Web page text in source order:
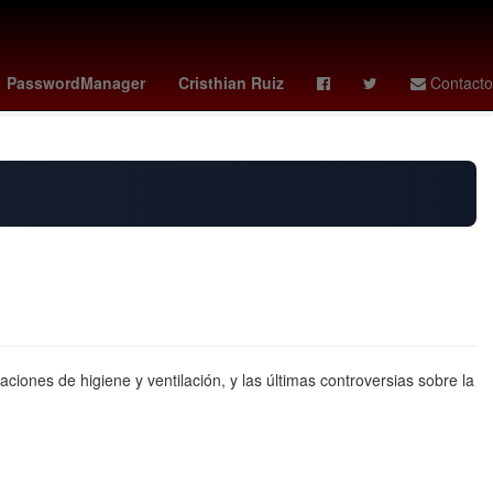
PasswordManager Cristhian Ruiz Contacto
2025 santiago sandoval chivas ángel azuaje
mexico canta
de higiene y ventilación, y las últimas controversias sobre la